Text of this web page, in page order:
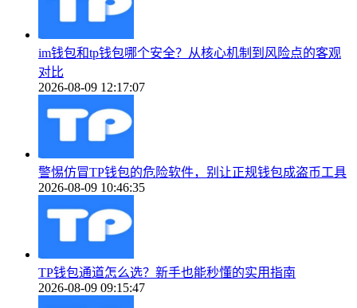
im钱包和tp钱包哪个安全？从核心机制到风险点的客观
对比
2026-08-09 12:17:07
警惕仿冒TP钱包的危险软件，别让正规钱包成盗币工具
2026-08-09 10:46:35
TP钱包通道怎么选？新手也能秒懂的实用指南
2026-08-09 09:15:47